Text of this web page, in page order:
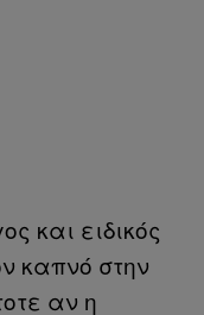
και ειδικός
καπνό στην
αν η